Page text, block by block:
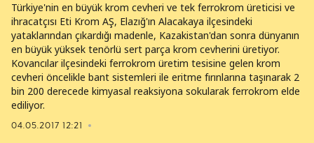
04.05.2017 12:21
Türkiye'nin en büyük krom cevheri ve tek ferrokrom üreticisi ve
ihracatçısı Eti Krom AŞ, Elazığ'ın Alacakaya ilçesindeki
yataklarından çıkardığı madenle, Kazakistan'dan sonra dünyanın
en büyük yüksek tenörlü sert parça krom cevherini üretiyor.
Kovancılar ilçesindeki ferrokrom üretim tesisine gelen krom
cevheri öncelikle bant sistemleri ile eritme fırınlarına taşınarak 2
bin 200 derecede kimyasal reaksiyona sokularak ferrokrom elde
ediliyor.